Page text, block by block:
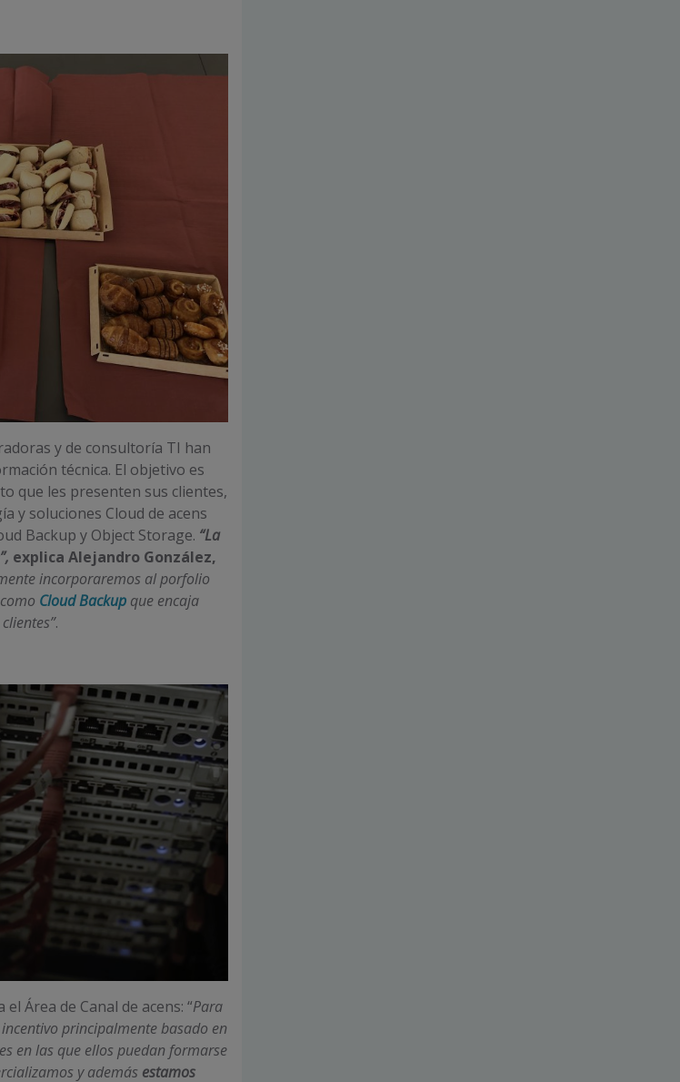
y de consultoría TI han
técnica. El objetivo es
que les presenten sus clientes,
y soluciones Cloud de acens
Backup y Object Storage. “La
explica Alejandro González,
incorporaremos al porfolio
Cloud Backup que encaja
.
Área de Canal de acens: “Para
principalmente basado en
en las que ellos puedan formarse
y además estamos